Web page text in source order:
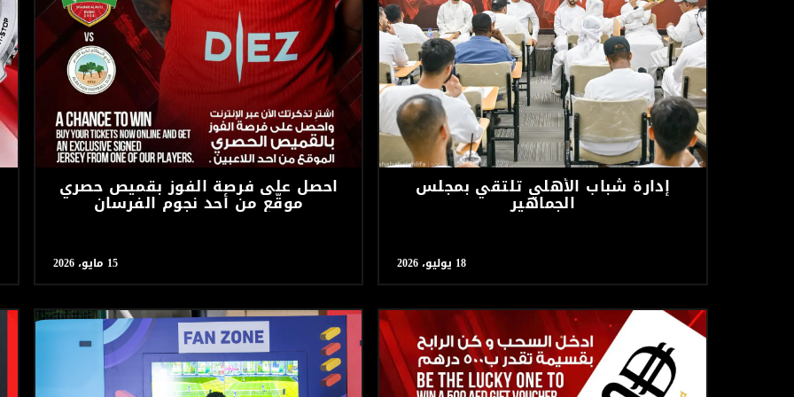
كأس السوبر إعمار
سوبر شيلد الإمارات العربية
المتحدة - قطرات
درع التحدي
إدارة شباب الأهلي تلتقي بمجلس
الجماهير
18 يوليو، 2026
احصل على فرصة الفوز بقميص حصري
موقّع من أحد نجوم الفرسان
15 مايو، 2026